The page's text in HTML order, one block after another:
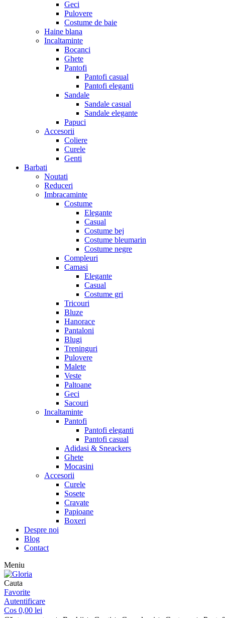
Geci
Pulovere
Costume de baie
Haine blana
Incaltaminte
Bocanci
Ghete
Pantofi
Pantofi casual
Pantofi eleganti
Sandale
Sandale casual
Sandale elegante
Papuci
Accesorii
Coliere
Curele
Genti
Barbati
Noutati
Reduceri
Imbracaminte
Costume
Elegante
Casual
Costume bej
Costume bleumarin
Costume negre
Compleuri
Camasi
Elegante
Casual
Costume gri
Tricouri
Bluze
Hanorace
Pantaloni
Blugi
Treninguri
Pulovere
Malete
Veste
Paltoane
Geci
Sacouri
Incaltaminte
Pantofi
Pantofi eleganti
Pantofi casual
Adidasi & Sneackers
Ghete
Mocasini
Accesorii
Curele
Sosete
Cravate
Papioane
Boxeri
Despre noi
Blog
Contact
Meniu
Cauta
Favorite
Autentificare
Cos 0,00 lei